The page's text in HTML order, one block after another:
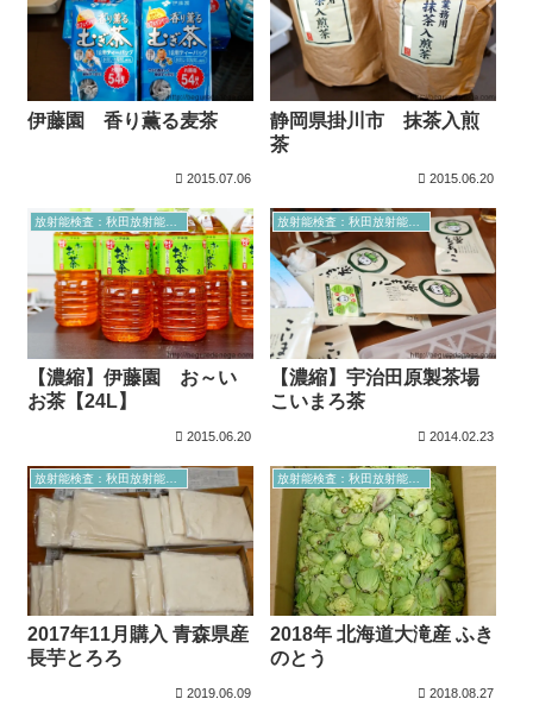
伊藤園 香り薫る麦茶
2015.07.06
静岡県掛川市 抹茶入煎
茶
2015.06.20
【濃縮】伊藤園 お～い
お茶【24L】
2015.06.20
【濃縮】宇治田原製茶場
こいまろ茶
2014.02.23
2017年11月購入 青森県産
長芋とろろ
2019.06.09
2018年 北海道大滝産 ふき
のとう
2018.08.27